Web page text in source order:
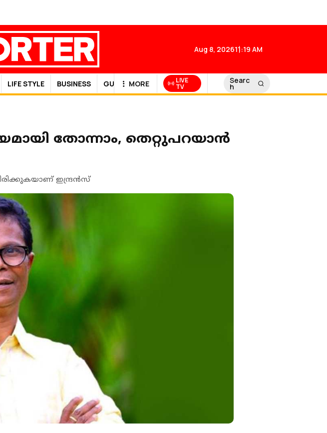
Aug 8, 202611:19 AM
LIFE STYLE BUSINESS GULF NEWS
MORE LIVE
TV
Searc
h
തോന്നാം, തെറ്റുപറയാന്‍
ഇന്ദ്രന്‍സ്